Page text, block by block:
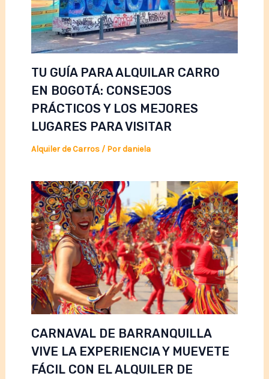
TU GUÍA PARA ALQUILAR CARRO
EN BOGOTÁ: CONSEJOS
PRÁCTICOS Y LOS MEJORES
LUGARES PARA VISITAR
Alquiler de Carros/ Pordaniela
CARNAVAL DE BARRANQUILLA
VIVE LA EXPERIENCIA Y MUEVETE
FÁCIL CON EL ALQUILER DE